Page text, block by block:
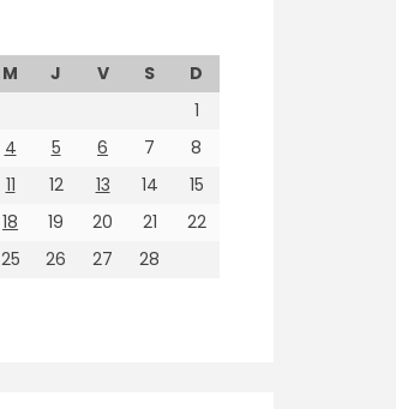
M J V S
D
1
4 5 6 7
8
11 12 13 14
15
18 19 20 21
22
25 26 27
28